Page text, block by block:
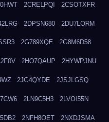
2CRELPQI 2CSOTXFR
2DPSN680 2DU7LORM
2G789XQE 2G8M6D58
2HO7QAUP 2HYWPJNU
2JG4QYDE 2JSJLGSQ
2LN9C5H3 2LVOI55N
2NFH8OET 2NXDJSMA